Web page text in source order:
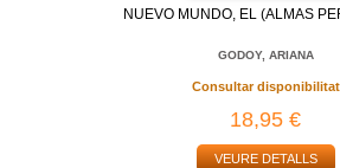
NUEVO MUNDO, EL (ALMAS
GODOY, ARIANA
Consultar disponibilitat
18,95 €
VEURE DETALLS